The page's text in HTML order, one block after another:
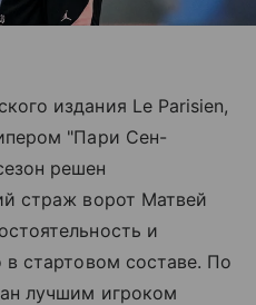
издания Le Parisien,
"Пари Сен-
решен
страж ворот Матвей
и
стартовом составе. По
лучшим игроком